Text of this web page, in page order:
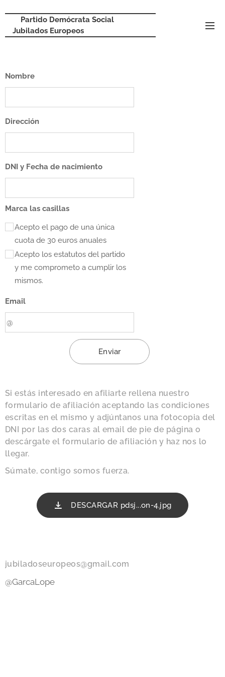
Partido Demócrata Social
Jubilados Europeos
Nombre
Dirección
DNI y Fecha de nacimiento
Marca las casillas
Acepto el pago de una única
cuota de 30 euros anuales
Acepto los estatutos del partido
y me comprometo a cumplir los
mismos.
Email
Enviar
Si estás interesado en afiliarte rellena nuestro
formulario de afiliación aceptando las condiciones
escritas en el mismo y adjúntanos una fotocopia del
DNI por las dos caras al email de pie de página o
descárgate el formulario de afiliación y haz nos lo
llegar.
Súmate, contigo somos fuerza.
DESCARGAR pdsj...on-4.jpg
jubiladoseuropeos@gmail.com
@GarcaLope